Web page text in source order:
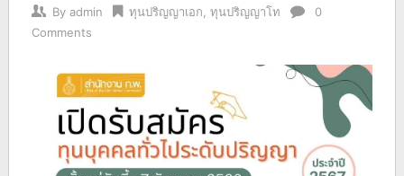
By admin ทุนปริญญาเอก ทุนปริญญาโท
0
Comments